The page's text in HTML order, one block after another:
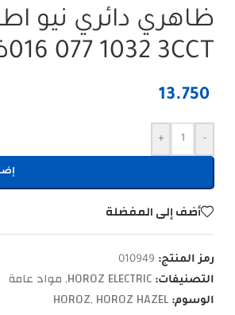
016 077 1032 3CCTضمان سنة
13.750
-
+
أضف إلى المفضلة
رمز المنتج: 010949
التصنيفات: HOROZ ELECTRIC
, مواد عامة
الوسوم: HOROZ, HOROZ HAZEL